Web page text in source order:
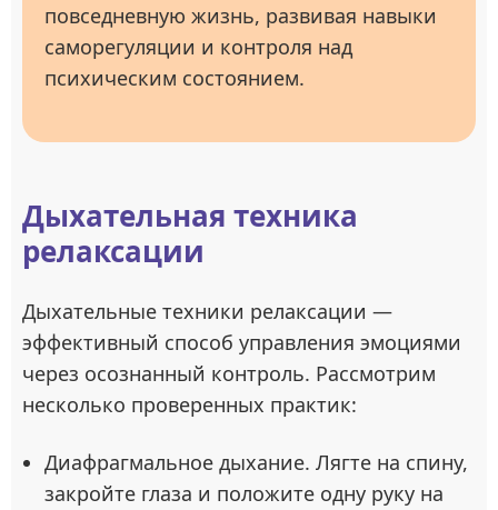
повседневную жизнь, развивая навыки
саморегуляции и контроля над
психическим состоянием.
Дыхательная техника
релаксации
Дыхательные техники релаксации —
эффективный способ управления эмоциями
через осознанный контроль. Рассмотрим
несколько проверенных практик:
Диафрагмальное дыхание. Лягте на спину,
закройте глаза и положите одну руку на